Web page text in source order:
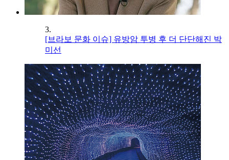
3.
[브라보 문화 이슈] 유방암 투병 후 더 단단해진 박
미선